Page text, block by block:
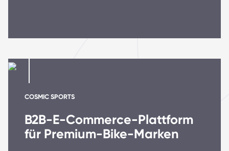
COSMIC SPORTS
B2B-E-Commerce-Plattform
für Premium-Bike-Marken